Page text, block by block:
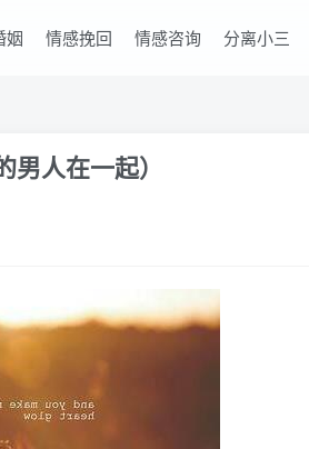
姻 情感挽回 情感咨询 分离小三
人在一起）